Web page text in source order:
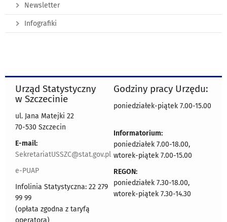
Newsletter
Infografiki
Urząd Statystyczny
w Szczecinie
ul. Jana Matejki 22
70-530 Szczecin
E-mail:
SekretariatUSSZC@stat.gov.pl
e-PUAP
Infolinia Statystyczna: 22 279
99 99
(opłata zgodna z taryfą
operatora)
Godziny pracy Urzędu:
poniedziałek-piątek 7.00-15.00
Informatorium:
poniedziałek 7.00-18.00,
wtorek-piątek 7.00-15.00
REGON:
poniedziałek 7.30-18.00,
wtorek-piątek 7.30-14.30